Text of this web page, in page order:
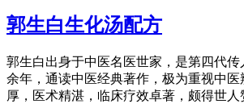
郭生白生化汤配方
郭生白出身于中医名医世家，是第四代传
余年，通读中医经典著作，极为重视中医
厚，医术精湛，临床疗效卓著，颇得世